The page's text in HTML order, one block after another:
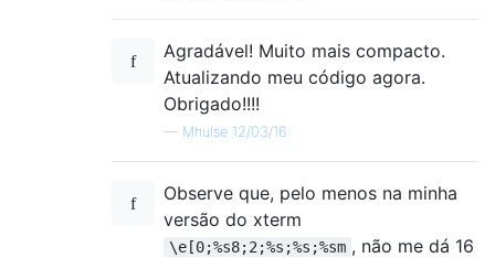
Agradável! Muito mais compacto.
Atualizando meu código agora.
Obrigado!!!!
— Mhulse 12/03/16
Observe que, pelo menos na minha
versão do xterm
\e[0;%s8;2;%s;%s;%sm , não me dá 16